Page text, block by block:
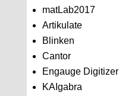
matLab2017
Artikulate
Blinken
Cantor
Engauge Digitizer
KAIgabra